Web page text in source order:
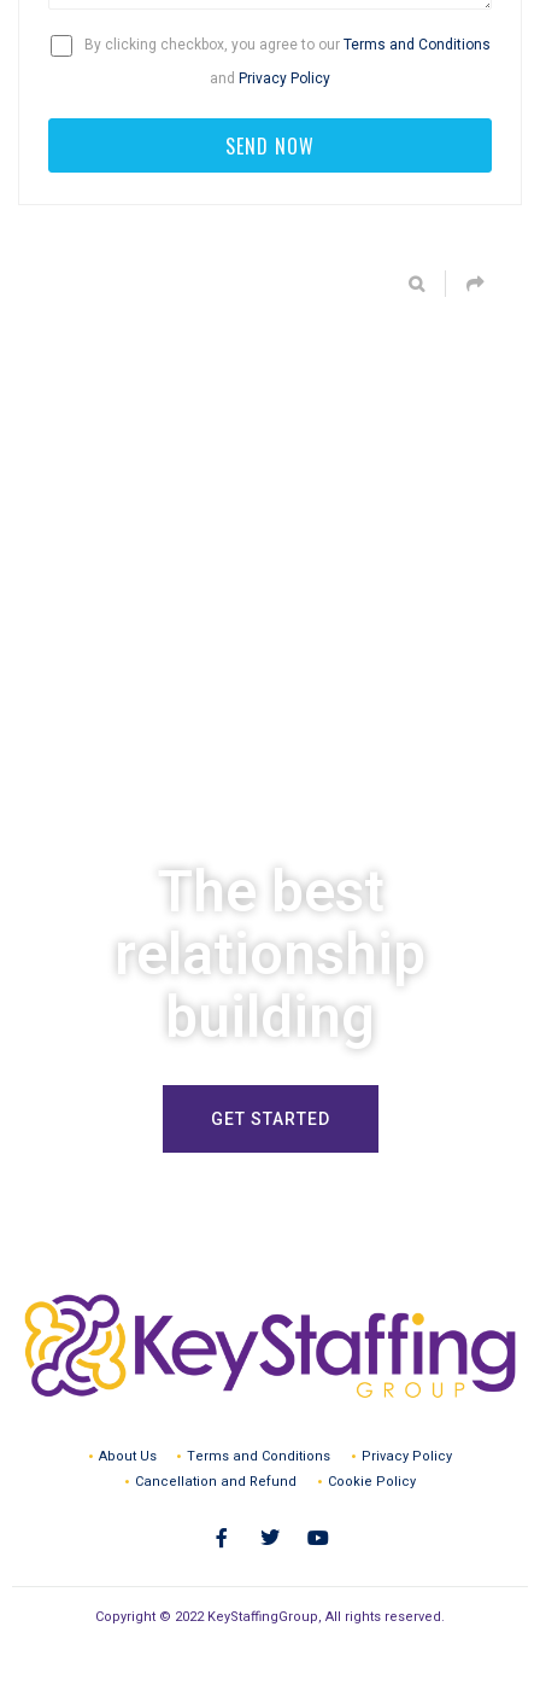
By clicking checkbox, you agree to our Terms and Conditions
and Privacy Policy
The best
relationship
building
GET STARTED
About Us Terms and Conditions
Privacy Policy
Cancellation and Refund
Cookie Policy
Copyright © 2022 KeyStaffingGroup, All rights reserved.